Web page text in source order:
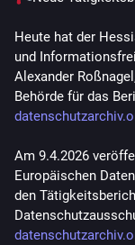
Heute hat der
und
Alexander
Behörde für das
Am 9.4.2026
Europäischen
den